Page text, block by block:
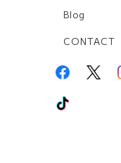
Blog
CONTACT